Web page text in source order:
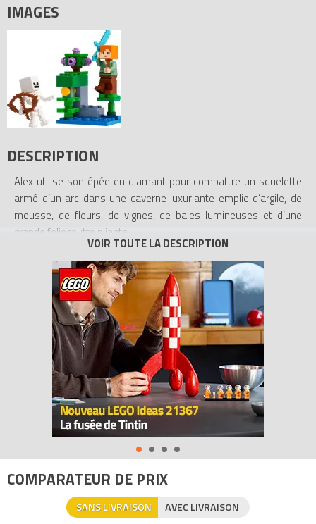
IMAGES
DESCRIPTION
Alex utilise son épée en diamant pour combattre un squelette
armé d’un arc dans une caverne luxuriante emplie d’argile, de
mousse, de fleurs, de vignes, de baies lumineuses et d’une
grande foliogoutte pliante.
Tous les prix duLEGO Minecraft 30705 Combat dans la caverne
luxuriante (Polybag) (The Lush Cave Attack (Polybag))
Avenue de la brique, comparateur de prix 100% LEGO.
Code EAN du LEGO Minecraft 30705 : 5702017819884.
COMPARATEUR DE PRIX
SANS LIVRAISON AVEC LIVRAISON